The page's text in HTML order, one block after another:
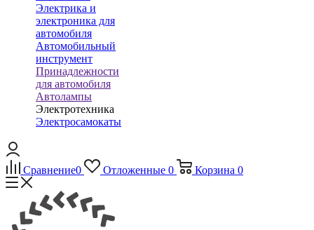
Электрика и
электроника для
автомобиля
Автомобильный
инструмент
Принадлежности
для автомобиля
Автолампы
Электротехника
Электросамокаты
Сравнение0 Отложенные 0 Корзина 0